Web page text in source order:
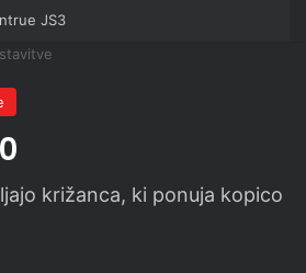
JS3
križanca, ki ponuja kopico